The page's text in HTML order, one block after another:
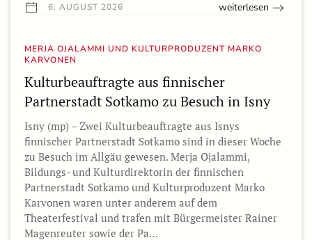
6. AUGUST 2026 weiterlesen
MERJA OJALAMMI UND KULTURPRODUZENT MARKO
KARVONEN
Kulturbeauftragte aus finnischer
Partnerstadt Sotkamo zu Besuch in Isny
Isny (mp) – Zwei Kulturbeauftragte aus Isnys
finnischer Partnerstadt Sotkamo sind in dieser Woche
zu Besuch im Allgäu gewesen. Merja Ojalammi,
Bildungs- und Kulturdirektorin der finnischen
Partnerstadt Sotkamo und Kulturproduzent Marko
Karvonen waren unter anderem auf dem
Theaterfestival und trafen mit Bürgermeister Rainer
Magenreuter sowie der Pa…